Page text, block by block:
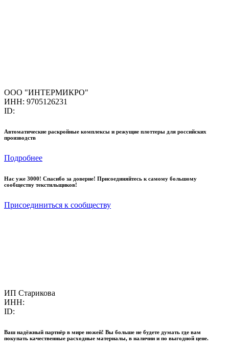
ООО "ИНТЕРМИКРО"
ИНН: 9705126231
ID:
Автоматические раскройные комплексы и режущие плоттеры для российских
производств
Подробнее
Нас уже 3000! Спасибо за доверие! Присоединяйтесь к самому большому
сообществу текстильщиков!
Присоединиться к сообществу
ИП Старикова
ИНН:
ID:
Ваш надёжный партнёр в мире ножей! Вы больше не будете думать где вам
покупать качественные расходные материалы, в наличии и по выгодной цене.